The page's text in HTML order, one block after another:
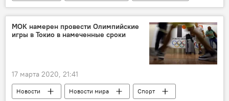
Центральный банк АР
Государственный нефтяной фонд Азербайджана (ГНФАР)
Доллары
валютный аукцион
МОК намерен провести Олимпийские
игры в Токио в намеченные сроки
17 марта 2020, 21:41
Новости Новости мира
Спорт